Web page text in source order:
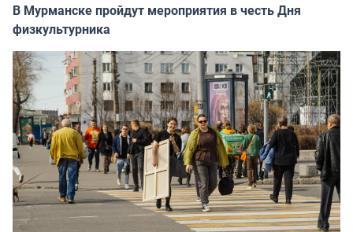
В Мурманске пройдут мероприятия в честь Дня
физкультурника